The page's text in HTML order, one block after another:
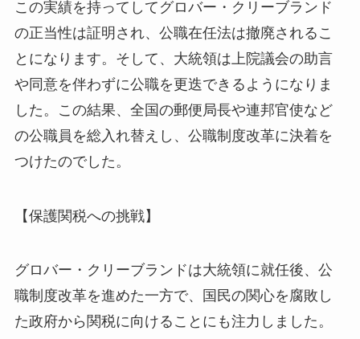
この実績を持ってしてグロバー・クリーブランド
の正当性は証明され、公職在任法は撤廃されるこ
とになります。そして、大統領は上院議会の助言
や同意を伴わずに公職を更迭できるようになりま
した。この結果、全国の郵便局長や連邦官使など
の公職員を総入れ替えし、公職制度改革に決着を
つけたのでした。
【保護関税への挑戦】
グロバー・クリーブランドは大統領に就任後、公
職制度改革を進めた一方で、国民の関心を腐敗し
た政府から関税に向けることにも注力しました。